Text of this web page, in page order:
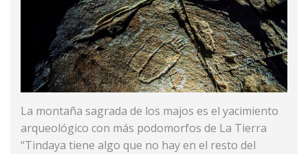
La montaña sagrada de los majos es el yacimiento
arqueológico con más podomorfos de La Tierra
“Tindaya tiene algo que no hay en el resto del